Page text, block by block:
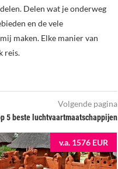
Delen wat je onderweg
en de vele
maken. Elke manier van
reis.
Volgende pagina
5 beste luchtvaartmaatschappijen
v.a. 1576 EUR